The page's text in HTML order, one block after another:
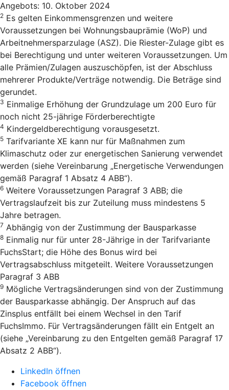
Angebots: 10. Oktober 2024
2 Es gelten Einkommensgrenzen und weitere
Voraussetzungen bei Wohnungsbauprämie (WoP) und
Arbeitnehmersparzulage (ASZ). Die Riester-Zulage gibt es
bei Berechtigung und unter weiteren Voraussetzungen. Um
alle Prämien/Zulagen auszuschöpfen, ist der Abschluss
mehrerer Produkte/Verträge notwendig. Die Beträge sind
gerundet.
3 Einmalige Erhöhung der Grundzulage um 200 Euro für
noch nicht 25-jährige Förderberechtigte
4 Kindergeldberechtigung vorausgesetzt.
5 Tarifvariante XE kann nur für Maßnahmen zum
Klimaschutz oder zur energetischen Sanierung verwendet
werden (siehe Vereinbarung „Energetische Verwendungen
gemäß Paragraf 1 Absatz 4 ABB“).
6 Weitere Voraussetzungen Paragraf 3 ABB; die
Vertragslaufzeit bis zur Zuteilung muss mindestens 5
Jahre betragen.
7 Abhängig von der Zustimmung der Bausparkasse
8 Einmalig nur für unter 28-Jährige in der Tarifvariante
FuchsStart; die Höhe des Bonus wird bei
Vertragsabschluss mitgeteilt. Weitere Voraussetzungen
Paragraf 3 ABB
9 Mögliche Vertragsänderungen sind von der Zustimmung
der Bausparkasse abhängig. Der Anspruch auf das
Zinsplus entfällt bei einem Wechsel in den Tarif
FuchsImmo. Für Vertragsänderungen fällt ein Entgelt an
(siehe „Vereinbarung zu den Entgelten gemäß Paragraf 17
Absatz 2 ABB“).
LinkedIn öffnen
Facebook öffnen